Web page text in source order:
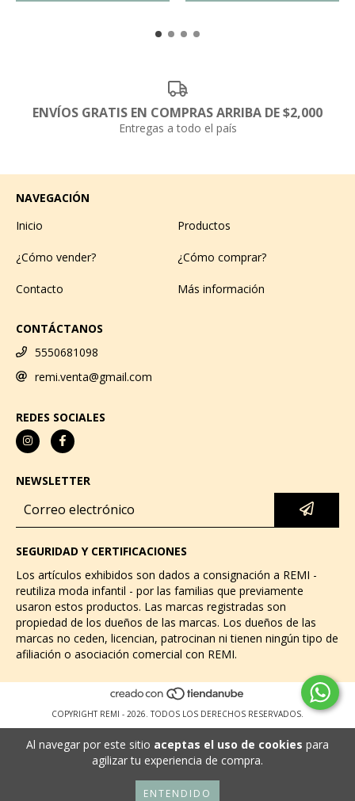
Al navegar por este sitio aceptas el uso de cookies para
agilizar tu experiencia de compra.
ENTENDIDO
ENVÍOS GRATIS EN COMPRAS ARRIBA DE $2,000
Entregas a todo el país
NAVEGACIÓN
Inicio
Productos
¿Cómo vender? ¿Cómo comprar?
Contacto Más información
CONTÁCTANOS
5550681098
remi.venta@gmail.com
REDES SOCIALES
NEWSLETTER
SEGURIDAD Y CERTIFICACIONES
Los artículos exhibidos son dados a consignación a REMI -
reutiliza moda infantil - por las familias que previamente
usaron estos productos. Las marcas registradas son
propiedad de los dueños de las marcas. Los dueños de las
marcas no ceden, licencian, patrocinan ni tienen ningún tipo de
afiliación o asociación comercial con REMI.
COPYRIGHT REMI - 2026. TODOS LOS DERECHOS RESERVADOS.